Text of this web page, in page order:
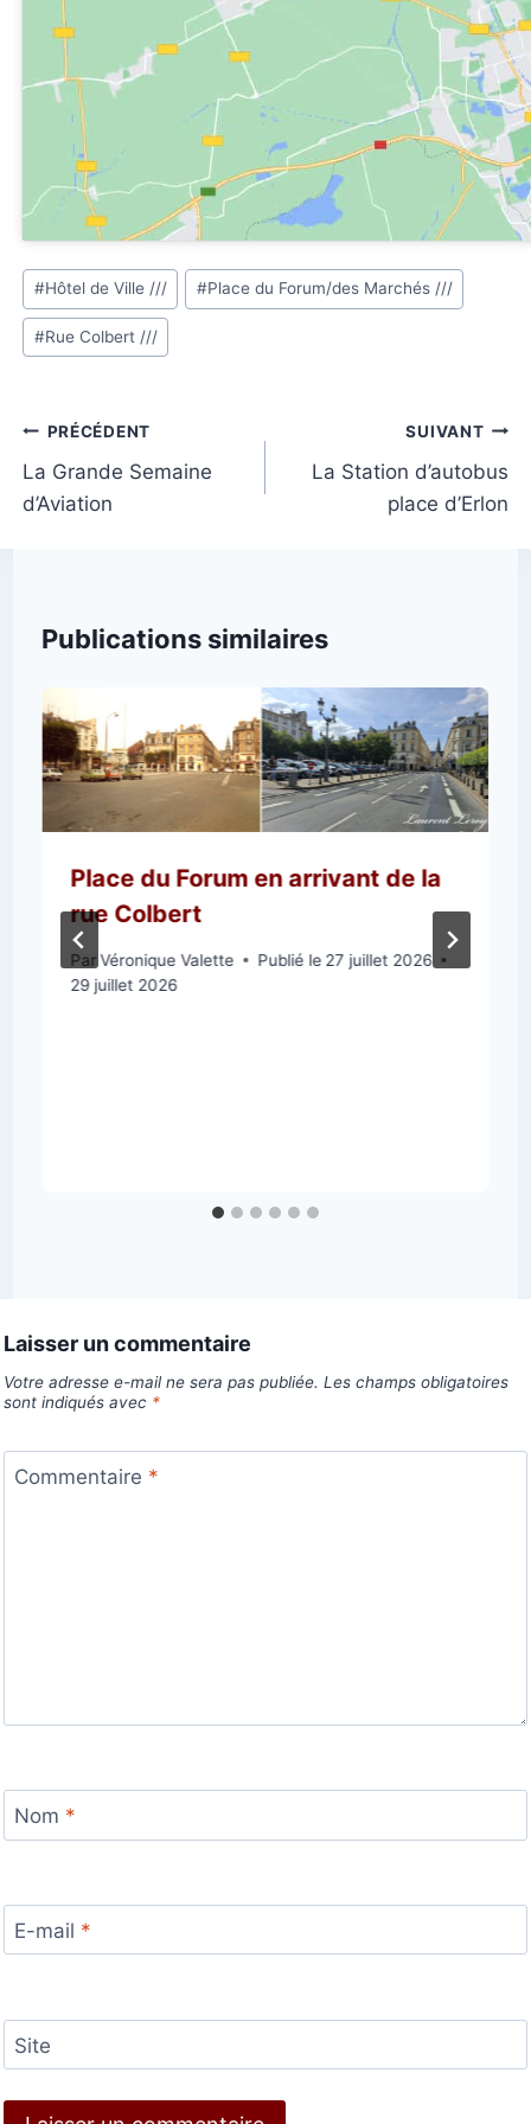
Étiquettes
de
la
#Hôtel de Ville /// #Place du Forum/des Marchés ///
#Rue Colbert ///
Navigation
de
l’article
PRÉCÉDENT
La Grande Semaine
d’Aviation
SUIVANT
La Station d’autobus
place d’Erlon
Publications similaires
Place du Forum en arrivant de la
rue Colbert
Par Véronique Valette Publié le 27 juillet 2026
29 juillet 2026
Laisser un commentaire
Votre adresse e-mail ne sera pas publiée. Les champs obligatoires
sont indiqués avec *
Commentaire *
Nom *
E-mail *
Site